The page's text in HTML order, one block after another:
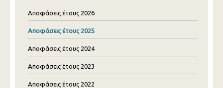
Αποφάσεις έτους 2026
Αποφάσεις έτους 2025
Αποφάσεις έτους 2024
Αποφάσεις έτους 2023
Αποφάσεις έτους 2022